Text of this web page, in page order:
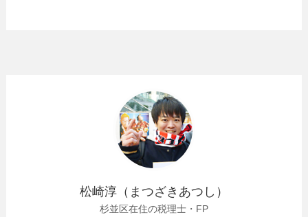
松崎淳（まつざきあつし）
杉並区在住の税理士・FP